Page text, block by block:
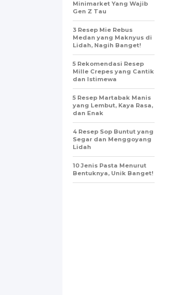
Minimarket Yang Wajib
Gen Z Tau
3 Resep Mie Rebus
Medan yang Maknyus di
Lidah, Nagih Banget!
5 Rekomendasi Resep
Mille Crepes yang Cantik
dan Istimewa
5 Resep Martabak Manis
yang Lembut, Kaya Rasa,
dan Enak
4 Resep Sop Buntut yang
Segar dan Menggoyang
Lidah
10 Jenis Pasta Menurut
Bentuknya, Unik Banget!